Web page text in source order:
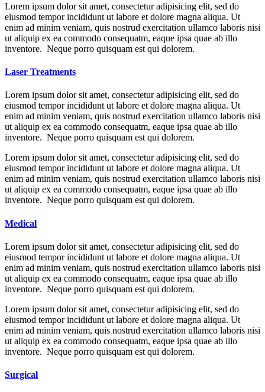
Lorem ipsum dolor sit amet, consectetur adipisicing elit, sed do
eiusmod tempor incididunt ut labore et dolore magna aliqua. Ut
enim ad minim veniam, quis nostrud exercitation ullamco laboris nisi
ut aliquip ex ea commodo consequatm, eaque ipsa quae ab illo
inventore. Neque porro quisquam est qui dolorem.
Laser Treatments
Lorem ipsum dolor sit amet, consectetur adipisicing elit, sed do
eiusmod tempor incididunt ut labore et dolore magna aliqua. Ut
enim ad minim veniam, quis nostrud exercitation ullamco laboris nisi
ut aliquip ex ea commodo consequatm, eaque ipsa quae ab illo
inventore. Neque porro quisquam est qui dolorem.
Lorem ipsum dolor sit amet, consectetur adipisicing elit, sed do
eiusmod tempor incididunt ut labore et dolore magna aliqua. Ut
enim ad minim veniam, quis nostrud exercitation ullamco laboris nisi
ut aliquip ex ea commodo consequatm, eaque ipsa quae ab illo
inventore. Neque porro quisquam est qui dolorem.
Medical
Lorem ipsum dolor sit amet, consectetur adipisicing elit, sed do
eiusmod tempor incididunt ut labore et dolore magna aliqua. Ut
enim ad minim veniam, quis nostrud exercitation ullamco laboris nisi
ut aliquip ex ea commodo consequatm, eaque ipsa quae ab illo
inventore. Neque porro quisquam est qui dolorem.
Lorem ipsum dolor sit amet, consectetur adipisicing elit, sed do
eiusmod tempor incididunt ut labore et dolore magna aliqua. Ut
enim ad minim veniam, quis nostrud exercitation ullamco laboris nisi
ut aliquip ex ea commodo consequatm, eaque ipsa quae ab illo
inventore. Neque porro quisquam est qui dolorem.
Surgical